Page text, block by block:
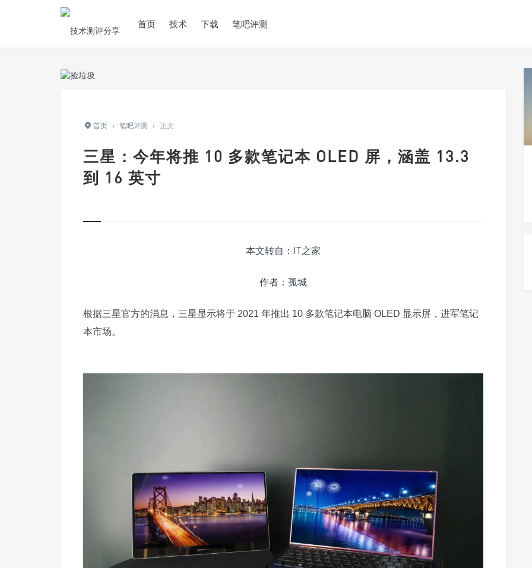
首页 技术 下载 笔吧评测
首页 › 笔吧评测 › 正文
三星：今年将推 10 多款笔记本 OLED 屏，涵盖 13.3
到 16 英寸
本文转自：IT之家
作者：孤城
根据三星官方的消息，三星显示将于 2021 年推出 10 多款笔记本电脑 OLED 显示屏，进军笔记
本市场。